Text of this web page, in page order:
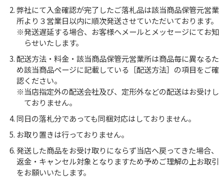
弊社にて入金確認が完了したご落札品は該当商品保管元営業
所より３営業日以内に順次発送させていただいております。
発送遅延する場合、お客様へメールとメッセージにてお知
らせいたします。
配送方法・料金・該当商品保管元営業所は商品毎に異なるた
め該当商品ページに記載している［配送方法］の項目をご確
認ください。
当店指定外の配送会社及び、定形外などの配送はお受けし
ておりません。
同日の落札分であっても同梱対応はしておりません。
お取り置きは行っておりません。
発送した商品をお受け取りにならず当店へ戻ってきた場合、
返金・キャンセル対象となりますため予めご理解の上お取引
をお願いいたします。